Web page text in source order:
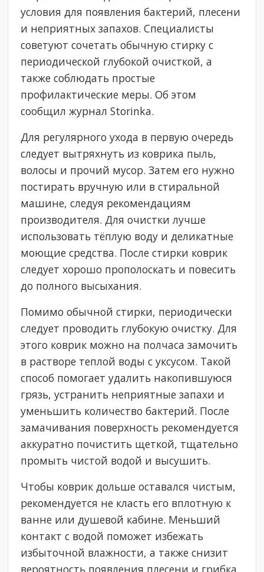
условия для появления бактерий, плесени
и неприятных запахов. Специалисты
советуют сочетать обычную стирку с
периодической глубокой очисткой, а
также соблюдать простые
профилактические меры. Об этом
сообщил журнал Storinka.
Для регулярного ухода в первую очередь
следует вытряхнуть из коврика пыль,
волосы и прочий мусор. Затем его нужно
постирать вручную или в стиральной
машине, следуя рекомендациям
производителя. Для очистки лучше
использовать тёплую воду и деликатные
моющие средства. После стирки коврик
следует хорошо прополоскать и повесить
до полного высыхания.
Помимо обычной стирки, периодически
следует проводить глубокую очистку. Для
этого коврик можно на полчаса замочить
в растворе теплой воды с уксусом. Такой
способ помогает удалить накопившуюся
грязь, устранить неприятные запахи и
уменьшить количество бактерий. После
замачивания поверхность рекомендуется
аккуратно почистить щеткой, тщательно
промыть чистой водой и высушить.
Чтобы коврик дольше оставался чистым,
рекомендуется не класть его вплотную к
ванне или душевой кабине. Меньший
контакт с водой поможет избежать
избыточной влажности, а также снизит
вероятность появления плесени и грибка.